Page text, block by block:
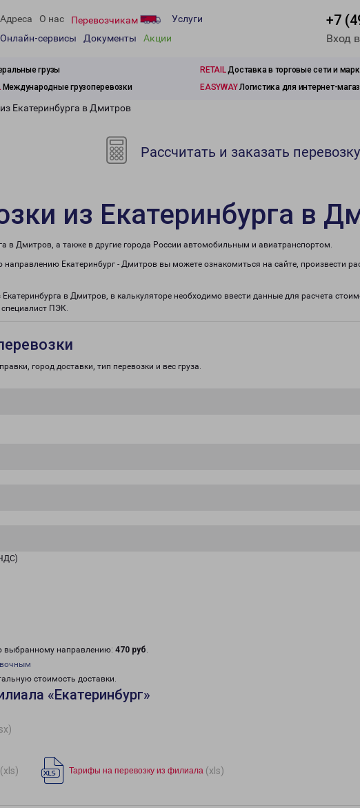
Адреса О нас Перевозчикам
Услуги
Онлайн-сервисы
Документы Акции
+7
Вход
грузы RETAILДоставка в торговые сети и
Международные грузоперевозки EASYWAYЛогистика для интернет-
Екатеринбурга в Дмитров
Рассчитать и заказать перевозку
из Екатеринбурга в
в Дмитров, а также в другие города России автомобильным и авиатранспортом.
Екатеринбург - Дмитров вы можете ознакомиться на сайте, произвести
в Дмитров, в калькуляторе необходимо ввести данные для расчета
ПЭК.
город доставки, тип перевозки и вес груза.
выбранному направлению: 470 руб.
стоимость доставки.
«Екатеринбург»
(xls) Тарифы на перевозку из филиала (xls)